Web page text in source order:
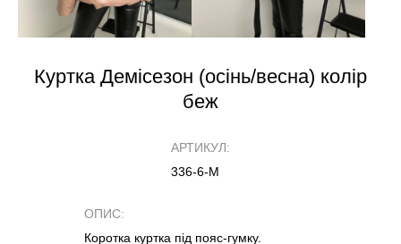
Куртка Демісезон (осінь/весна) колір
беж
АРТИКУЛ:
336-6-М
ОПИС:
Коротка куртка під пояс-гумку.